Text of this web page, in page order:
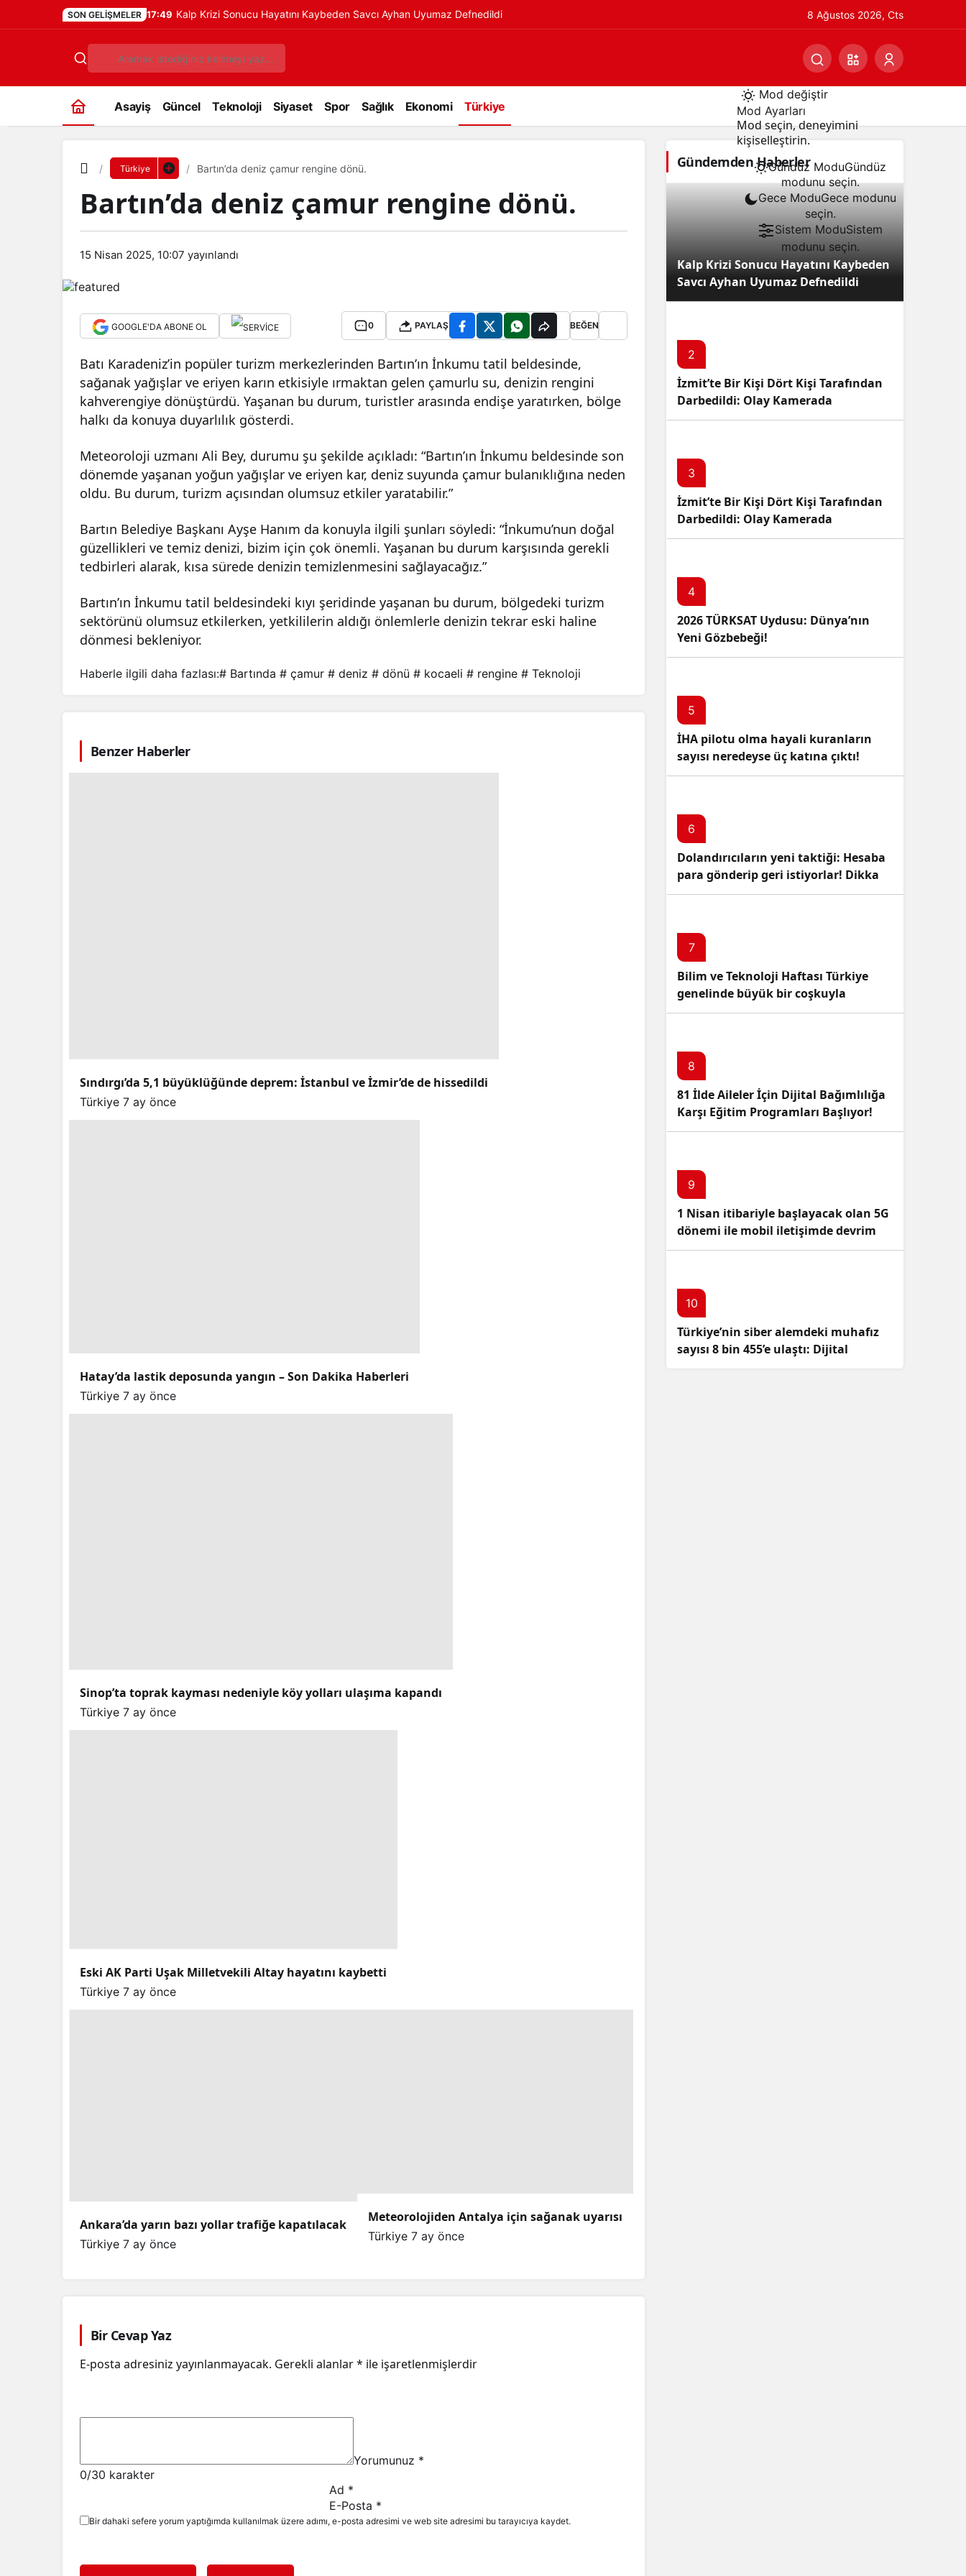
SON GELIŞMELER 17:49 Kalp Krizi Sonucu Hayatını Kaybeden Savcı Ayhan Uyumaz Defnedildi 8 Ağustos 2026, Cts
Asayiş Güncel Teknoloji Siyaset Spor Sağlık Ekonomi Türkiye
Mod değiştir
Mod Ayarları
Mod seçin, deneyimini
kişiselleştirin.
Gündüz ModuGündüz
modunu seçin.
Gece ModuGece modunu
seçin.
Sistem ModuSistem
modunu seçin.
Türkiye Bartın’da deniz çamur rengine dönü.
Bartın’da deniz çamur rengine dönü.
15 Nisan 2025, 10:07 yayınlandı
GOOGLE'DA ABONE OL 0 PAYLAŞ BEĞEN
Batı Karadeniz’in popüler turizm merkezlerinden Bartın’ın İnkumu tatil beldesinde,
sağanak yağışlar ve eriyen karın etkisiyle ırmaktan gelen çamurlu su, denizin rengini
kahverengiye dönüştürdü. Yaşanan bu durum, turistler arasında endişe yaratırken, bölge
halkı da konuya duyarlılık gösterdi.
Meteoroloji uzmanı Ali Bey, durumu şu şekilde açıkladı: “Bartın’ın İnkumu beldesinde son
dönemde yaşanan yoğun yağışlar ve eriyen kar, deniz suyunda çamur bulanıklığına neden
oldu. Bu durum, turizm açısından olumsuz etkiler yaratabilir.”
Bartın Belediye Başkanı Ayşe Hanım da konuyla ilgili şunları söyledi: “İnkumu’nun doğal
güzellikleri ve temiz denizi, bizim için çok önemli. Yaşanan bu durum karşısında gerekli
tedbirleri alarak, kısa sürede denizin temizlenmesini sağlayacağız.”
Bartın’ın İnkumu tatil beldesindeki kıyı şeridinde yaşanan bu durum, bölgedeki turizm
sektörünü olumsuz etkilerken, yetkililerin aldığı önlemlerle denizin tekrar eski haline
dönmesi bekleniyor.
Haberle ilgili daha fazlası:# Bartında # çamur # deniz # dönü # kocaeli # rengine # Teknoloji
Benzer Haberler
Sındırgı’da 5,1 büyüklüğünde deprem: İstanbul ve İzmir’de de hissedildi
Türkiye 7 ay önce
Hatay’da lastik deposunda yangın – Son Dakika Haberleri
Türkiye 7 ay önce
Sinop’ta toprak kayması nedeniyle köy yolları ulaşıma kapandı
Türkiye 7 ay önce
Eski AK Parti Uşak Milletvekili Altay hayatını kaybetti
Türkiye 7 ay önce
Ankara’da yarın bazı yollar trafiğe kapatılacak
Türkiye 7 ay önce
Meteorolojiden Antalya için sağanak uyarısı
Türkiye 7 ay önce
Bir Cevap Yaz
E-posta adresiniz yayınlanmayacak. Gerekli alanlar* ile işaretlenmişlerdir
Yorumunuz *
0/30 karakter
Ad *
E-Posta *
Bir dahaki sefere yorum yaptığımda kullanılmak üzere adımı, e-posta adresimi ve web site adresimi bu tarayıcıya kaydet.
Gündemden Haberler
Kalp Krizi Sonucu Hayatını Kaybeden
Savcı Ayhan Uyumaz Defnedildi
2
İzmit’te Bir Kişi Dört Kişi Tarafından
Darbedildi: Olay Kamerada
3
İzmit’te Bir Kişi Dört Kişi Tarafından
Darbedildi: Olay Kamerada
4
2026 TÜRKSAT Uydusu: Dünya’nın
Yeni Gözbebeği!
5
İHA pilotu olma hayali kuranların
sayısı neredeyse üç katına çıktı!
6
Dolandırıcıların yeni taktiği: Hesaba
para gönderip geri istiyorlar! Dikkat
Edin!
7
Bilim ve Teknoloji Haftası Türkiye
genelinde büyük bir coşkuyla
kutlandı: İşte Etkinlikler ve
8
81 İlde Aileler İçin Dijital Bağımlılığa
Karşı Eğitim Programları Başlıyor!
9
1 Nisan itibariyle başlayacak olan 5G
dönemi ile mobil iletişimde devrim
başlıyor!
10
Türkiye’nin siber alemdeki muhafız
sayısı 8 bin 455’e ulaştı: Dijital